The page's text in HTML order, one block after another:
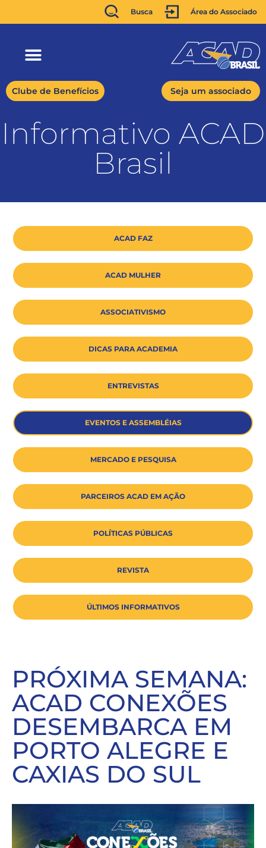
Busca Área do Associado
Clube de Benefícios Seja um associado
Informativo ACAD
Brasil
ACAD FAZ
ACAD MULHER
ASSOCIATIVISMO
DICAS PARA ACADEMIA
ENTREVISTAS
EVENTOS E ASSEMBLÉIAS
MERCADO E PESQUISA
PARCEIROS ACAD EM AÇÃO
POLÍTICAS PÚBLICAS
REVISTA
ÚLTIMOS INFORMATIVOS
PRÓXIMA SEMANA:
ACAD CONEXÕES
DESEMBARCA EM
PORTO ALEGRE E
CAXIAS DO SUL